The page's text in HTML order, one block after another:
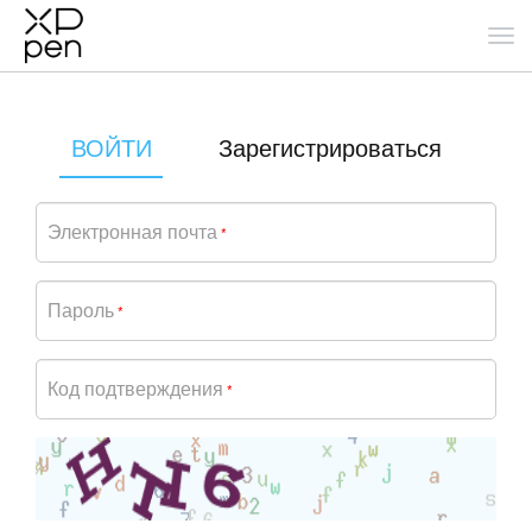
ВОЙТИ Зарегистрироваться
Электронная почта*
Пароль*
Код подтверждения *